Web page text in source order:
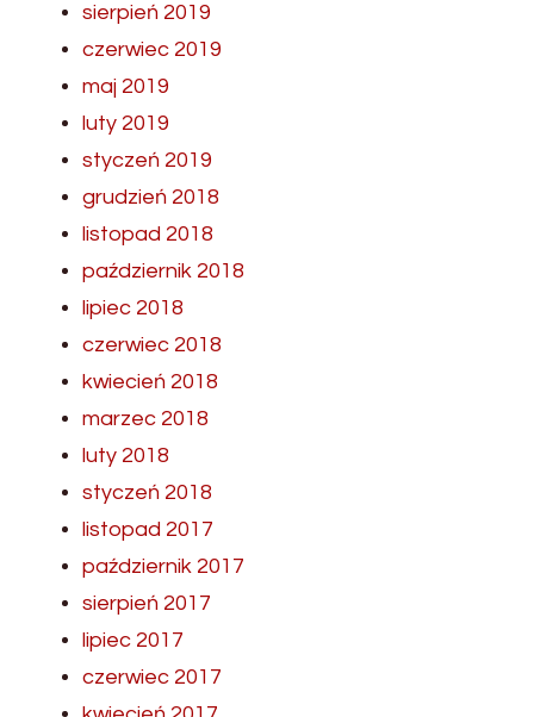
sierpień 2019
czerwiec 2019
maj 2019
luty 2019
styczeń 2019
grudzień 2018
listopad 2018
październik 2018
lipiec 2018
czerwiec 2018
kwiecień 2018
marzec 2018
luty 2018
styczeń 2018
listopad 2017
październik 2017
sierpień 2017
lipiec 2017
czerwiec 2017